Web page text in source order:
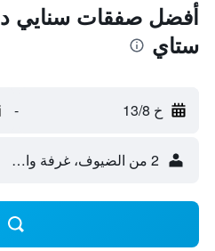
أفضل صفقات سنايي
ستاي
خ 13/8 -
2 من الضيوف، غرفة واحدة